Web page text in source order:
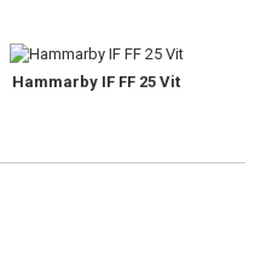
Hammarby IF FF 25 Vit